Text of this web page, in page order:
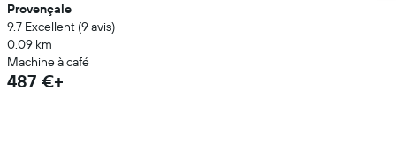
Provençale
9.7 Excellent (9 avis)
0,09 km
Machine à café
487 €+